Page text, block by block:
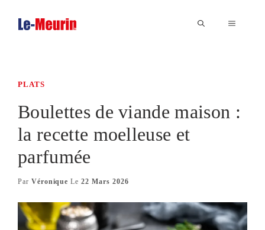
MENU
PLATS
Boulettes de viande maison :
la recette moelleuse et
parfumée
Par Véronique Le22 Mars 2026